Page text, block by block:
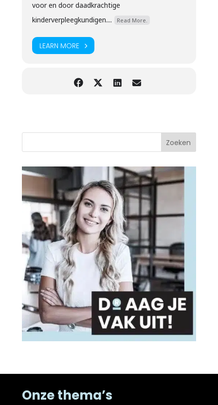
voor en door daadkrachtige
kinderverpleegkundigen....
Read More.
LEARN MORE
Zoeken
Onze thema’s